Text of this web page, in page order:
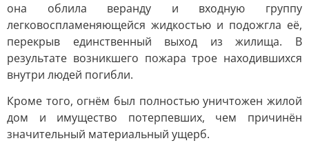
она облила веранду и входную группу
легковоспламеняющейся жидкостью и подожгла её,
перекрыв единственный выход из жилища. В
результате возникшего пожара трое находившихся
внутри людей погибли.
Кроме того, огнём был полностью уничтожен жилой
дом и имущество потерпевших, чем причинён
значительный материальный ущерб.